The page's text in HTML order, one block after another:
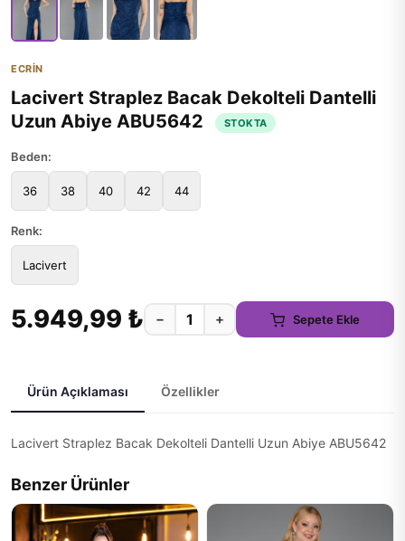
ECRİN
Lacivert Straplez Bacak Dekolteli Dantelli
Uzun Abiye ABU5642
STOKTA
Beden:
36 38 40 42 44
Renk:
Lacivert
5.949,99 ₺ − + Sepete Ekle
Ürün Açıklaması Özellikler
Lacivert Straplez Bacak Dekolteli Dantelli Uzun Abiye ABU5642
Benzer Ürünler